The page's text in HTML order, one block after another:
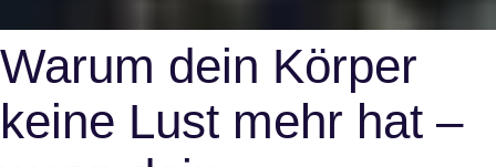
Warum dein Körper
keine Lust mehr hat –